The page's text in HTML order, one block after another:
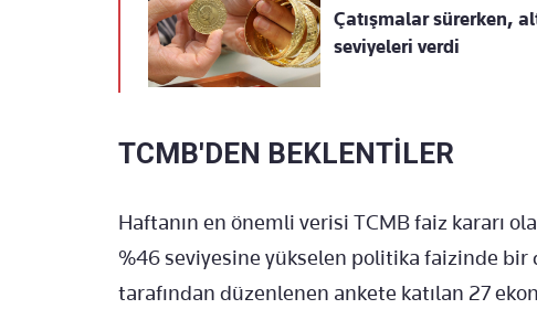
Çatışmalar sürerken,
seviyeleri verdi
TCMB'DEN BEKLENTİLER
Haftanın en önemli verisi TCMB faiz kararı
%46 seviyesine yükselen politika faizinde
tarafından düzenlenen ankete katılan 27